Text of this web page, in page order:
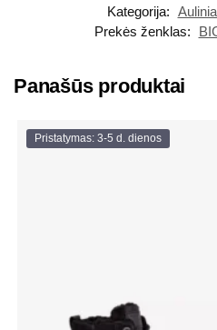
Kategorija:
Prekės ženklas:
Panašūs produktai
Pristatymas: 3-5 d. dienos